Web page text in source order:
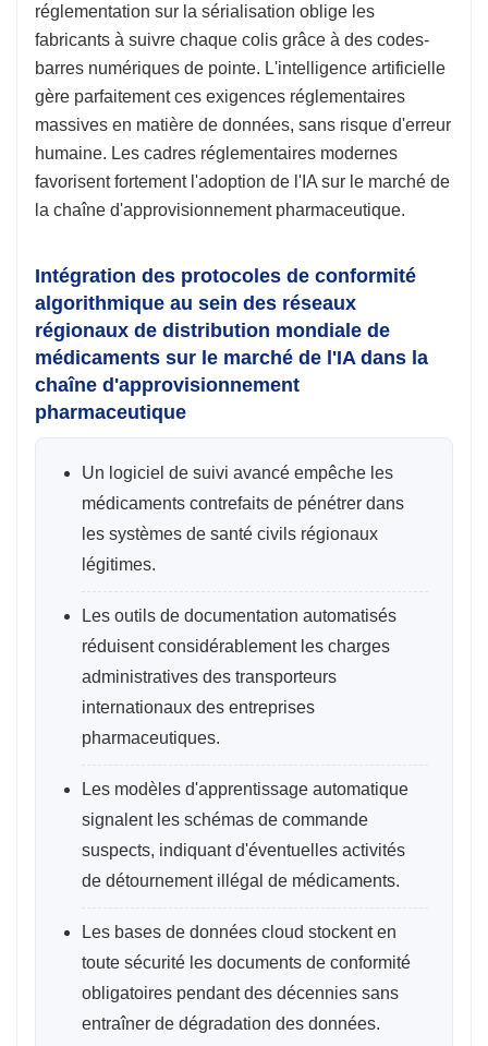
réglementation sur la sérialisation oblige les
fabricants à suivre chaque colis grâce à des codes-
barres numériques de pointe. L'intelligence artificielle
gère parfaitement ces exigences réglementaires
massives en matière de données, sans risque d'erreur
humaine. Les cadres réglementaires modernes
favorisent fortement l'adoption de l'IA sur le marché de
la chaîne d'approvisionnement pharmaceutique.
Intégration des protocoles de conformité
algorithmique au sein des réseaux
régionaux de distribution mondiale de
médicaments sur le marché de l'IA dans la
chaîne d'approvisionnement
pharmaceutique
Un logiciel de suivi avancé empêche les
médicaments contrefaits de pénétrer dans
les systèmes de santé civils régionaux
légitimes.
Les outils de documentation automatisés
réduisent considérablement les charges
administratives des transporteurs
internationaux des entreprises
pharmaceutiques.
Les modèles d'apprentissage automatique
signalent les schémas de commande
suspects, indiquant d'éventuelles activités
de détournement illégal de médicaments.
Les bases de données cloud stockent en
toute sécurité les documents de conformité
obligatoires pendant des décennies sans
entraîner de dégradation des données.